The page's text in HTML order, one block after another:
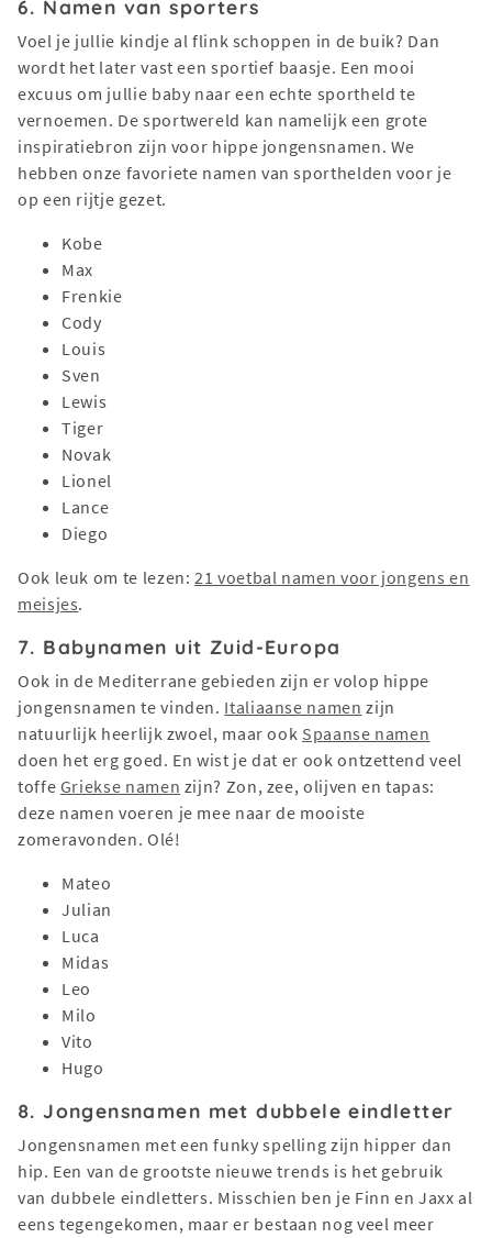
6. Namen van sporters
Voel je jullie kindje al flink schoppen in de buik? Dan
wordt het later vast een sportief baasje. Een mooi
excuus om jullie baby naar een echte sportheld te
vernoemen. De sportwereld kan namelijk een grote
inspiratiebron zijn voor hippe jongensnamen. We
hebben onze favoriete namen van sporthelden voor je
op een rijtje gezet.
Kobe
Max
Frenkie
Cody
Louis
Sven
Lewis
Tiger
Novak
Lionel
Lance
Diego
Ook leuk om te lezen:21 voetbal namen voor jongens en
meisjes.
7. Babynamen uit Zuid-Europa
Ook in de Mediterrane gebieden zijn er volop hippe
jongensnamen te vinden. Italiaanse namen zijn
natuurlijk heerlijk zwoel, maar ook Spaanse namen
doen het erg goed. En wist je dat er ook ontzettend veel
toffe Griekse namen zijn? Zon, zee, olijven en tapas:
deze namen voeren je mee naar de mooiste
zomeravonden. Olé!
Mateo
Julian
Luca
Midas
Leo
Milo
Vito
Hugo
8. Jongensnamen met dubbele eindletter
Jongensnamen met een funky spelling zijn hipper dan
hip. Een van de grootste nieuwe trends is het gebruik
van dubbele eindletters. Misschien ben je Finn en Jaxx al
eens tegengekomen, maar er bestaan nog veel meer